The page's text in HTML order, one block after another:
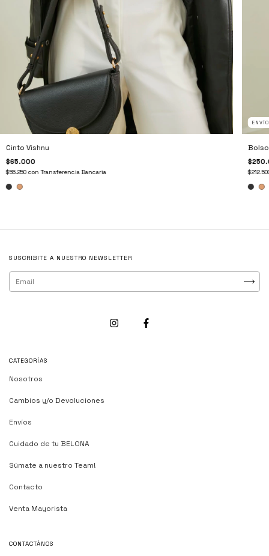
Cinto Vishnu
$65.000
$55.250con Transferencia Bancaria
SUSCRIBITE A NUESTRO NEWSLETTER
CATEGORÍAS
Nosotros
Cambios y/o Devoluciones
Envíos
Cuidado de tu BELONA
Súmate a nuestro Team!
Contacto
Venta Mayorista
CONTACTÁNOS